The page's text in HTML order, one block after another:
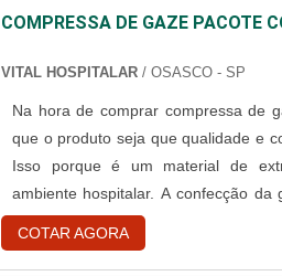
COMPRESSA DE GAZE PACOTE
VITAL HOSPITALAR / OSASCO - SP
Na hora de comprar compressa de
que o produto seja que qualidade e
Isso porque é um material de
ambiente hospitalar. A confecção da
curativos de ferimentos em geral,
limpeza de secreções e
COTAR AGORA